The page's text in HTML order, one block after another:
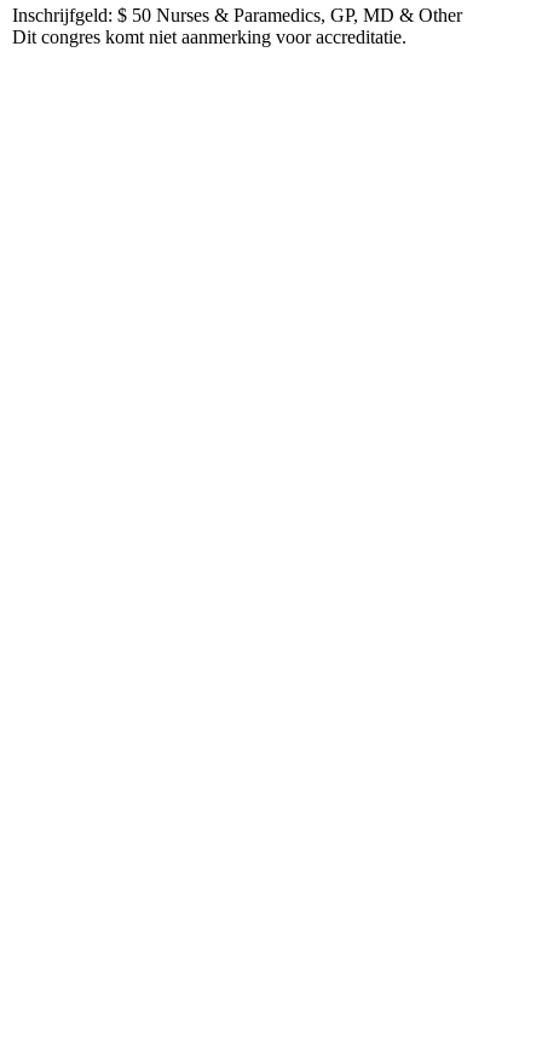
Inschrijfgeld: $ 50 Nurses & Paramedics, GP, MD & Other
Dit congres komt niet aanmerking voor accreditatie.